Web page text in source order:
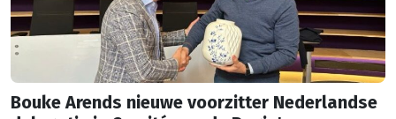
Bouke Arends nieuwe voorzitter Nederlandse